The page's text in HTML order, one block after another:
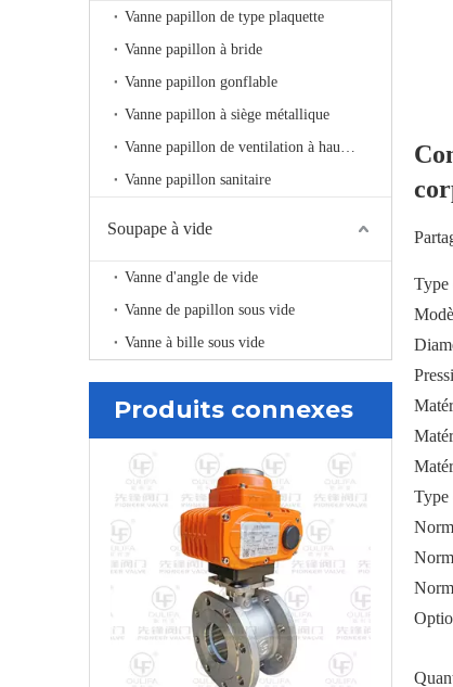
Vanne papillon de type plaquette
Vanne papillon à bride
Vanne papillon gonflable
Vanne papillon à siège métallique
Vanne papillon de ventilation à haute température
Vanne papillon sanitaire
Soupape à vide
Vanne d'angle de vide
Vanne de papillon sous vide
Vanne à bille sous vide
Produits connexes
Type
Type